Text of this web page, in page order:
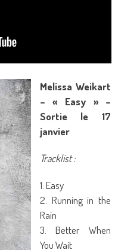
Melissa Weikart
– « Easy » –
Sortie le 17
janvier
Tracklist :
1. Easy
2. Running in the
Rain
3. Better When
You Wait